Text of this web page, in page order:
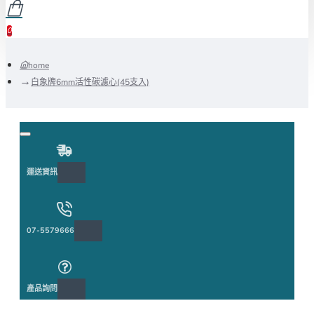
0
home
白象牌6mm活性碳濾心(45支入)
運送資訊
07-5579666
產品詢問